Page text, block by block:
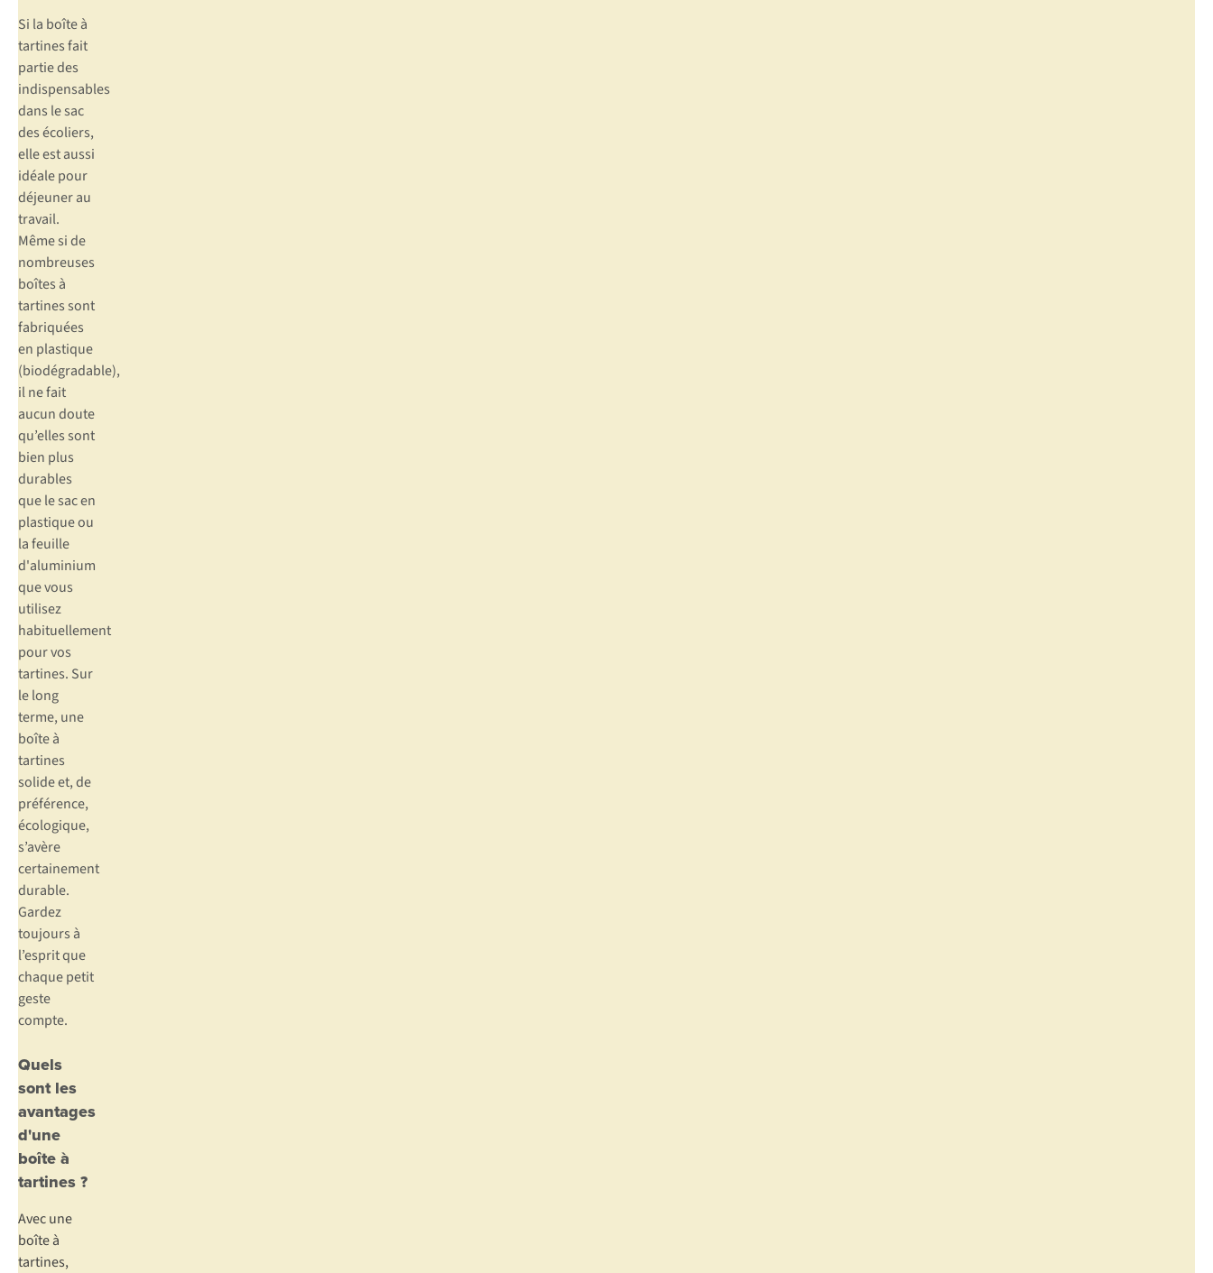
Si la boîte à
tartines fait
partie des
indispensables
dans le sac
des écoliers,
elle est aussi
idéale pour
déjeuner au
travail.
Même si de
nombreuses
boîtes à
tartines sont
fabriquées
en plastique
(biodégradable),
il ne fait
aucun doute
qu’elles sont
bien plus
durables
que le sac en
plastique ou
la feuille
d'aluminium
que vous
utilisez
habituellement
pour vos
tartines. Sur
le long
terme, une
boîte à
tartines
solide et, de
préférence,
écologique,
s’avère
certainement
durable.
Gardez
toujours à
l’esprit que
chaque petit
geste
compte.
Quels
sont les
avantages
d'une
boîte à
tartines ?
Avec une
boîte à
tartines,